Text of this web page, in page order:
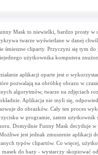
Mask to niewielki, bardzo prosty w
twarze wyświetlane w danej
śmieszne cliparty. Przyczyni się tym
użytkownika komputera
aplikacji oparte jest o
pozwalają na obróbkę obrazu w
algorytmów, twarze na zdjęciach
Aplikacja nie myli się,
do obrazków. Cały ten proces
w programie, zatem użytkownik
Domyślnie Funny Mask decyduje w
jest jednak zmuszenie aplikacji
typów clipartów. Co więcej,
masek do bazy - wystarczy skopiować